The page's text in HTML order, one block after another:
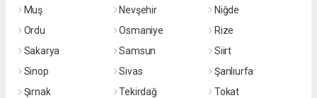
Muş
Nevşehir
Niğde
Ordu
Osmaniye
Rize
Sakarya
Samsun
Siirt
Sinop
Sivas
Şanlıurfa
Şırnak
Tekirdağ
Tokat